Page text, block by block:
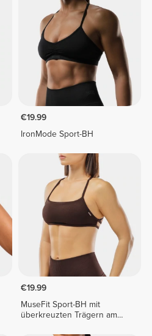
€19.99
IronMode Sport-BH
€19.99
MuseFit Sport-BH mit
überkreuzten Trägern am